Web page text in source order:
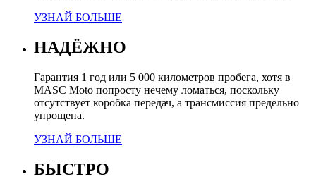
УЗНАЙ БОЛЬШЕ
НАДЁЖНО
Гарантия 1 год или 5 000 километров пробега, хотя в
MASC Moto попросту нечему ломаться, поскольку
отсутствует коробка передач, а трансмиссия предельно
упрощена.
УЗНАЙ БОЛЬШЕ
БЫСТРО